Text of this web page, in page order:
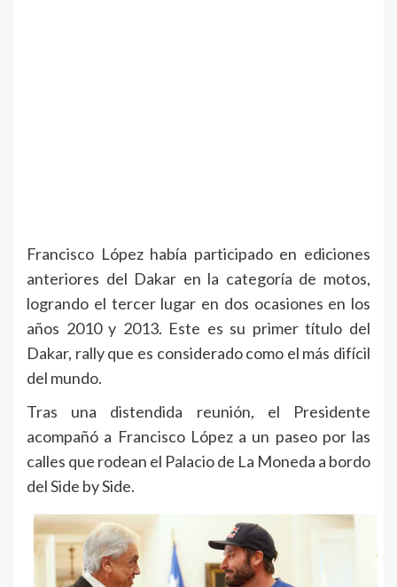
Francisco López había participado en ediciones
anteriores del Dakar en la categoría de motos,
logrando el tercer lugar en dos ocasiones en los
años 2010 y 2013. Este es su primer título del
Dakar, rally que es considerado como el más difícil
del mundo.
Tras una distendida reunión, el Presidente
acompañó a Francisco López a un paseo por las
calles que rodean el Palacio de La Moneda a bordo
del Side by Side.